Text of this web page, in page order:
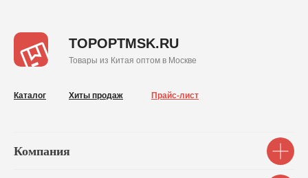
Каталог Хиты продаж Прайс-лист
TOPOPTMSK.RU
Товары из Китая оптом в Москве
Компания